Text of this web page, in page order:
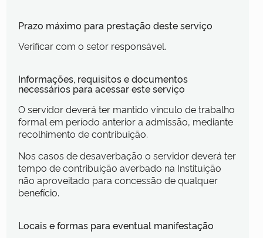
Prazo máximo para prestação deste serviço
Verificar com o setor responsável.
Informações, requisitos e documentos
necessários para acessar este serviço
O servidor deverá ter mantido vínculo de trabalho
formal em período anterior a admissão, mediante
recolhimento de contribuição.
Nos casos de desaverbação o servidor deverá ter
tempo de contribuição averbado na Instituição
não aproveitado para concessão de qualquer
benefício.
Locais e formas para eventual manifestação